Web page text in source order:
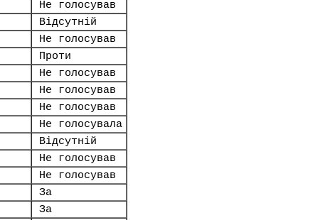
Не голосував
Відсутній
Не голосував
Проти
Не голосував
Не голосував
Не голосував
Не голосувала
Відсутній
Не голосував
Не голосував
За
За